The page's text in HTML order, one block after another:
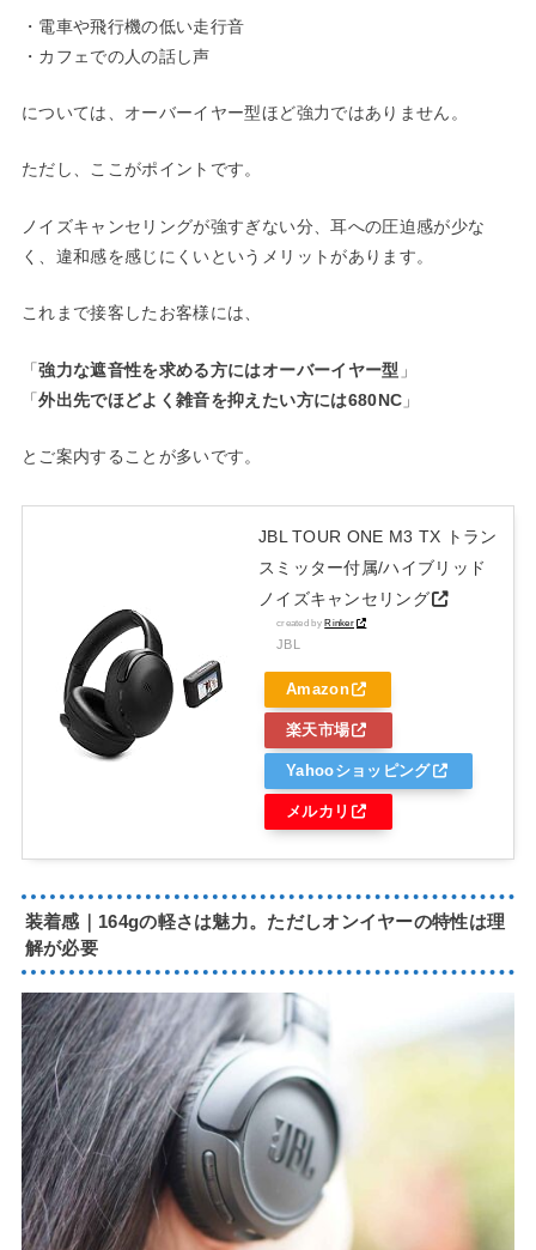
・電車や飛行機の低い走行音
・カフェでの人の話し声
については、オーバーイヤー型ほど強力ではありません。
ただし、ここがポイントです。
ノイズキャンセリングが強すぎない分、耳への圧迫感が少な
く、違和感を感じにくいというメリットがあります。
これまで接客したお客様には、
「強力な遮音性を求める方にはオーバーイヤー型 」
「外出先でほどよく雑音を抑えたい方には680NC 」
とご案内することが多いです。
JBL TOUR ONE M3 TX トラン
スミッター付属/ハイブリッド
ノイズキャンセリング
created byRinker
JBL
Amazon
楽天市場
Yahooショッピング
メルカリ
装着感｜164gの軽さは魅力。ただしオンイヤーの特性は理
解が必要